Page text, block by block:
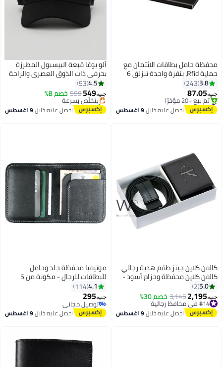
محفظة حامل بطاقات الائتمان مع
حماية Rfid، بنقرة واحدة تنزلق 6
بطاقات
3.8
243
جنيه87.05
توصيل مجاني
تم بيع +20 مؤخرًا
احصل عليه خلال9 اغسطس
13
ألو يوغا قبعة البيسبول المطرزة
بحرفي ذات الذوق العصري والراحة
للربيع/الصيف للرياضات الخارجية
4.5
53
جنيه549
599 خصم 8%
#2 في قبعات البيسبول النسائية
توصيل مجاني
بتخلّص بسرعة
تم بيع +30 مؤخرًا
#2 في قبعات البيسبول النسائية احصل عليه خلال9 اغسطس
كالفن كلاين جينز طقم هدية رجالي
كالفن كلاين محفظة وحزام أسود -
إبزيم CK
5.0
2
جنيه2,195
3,145خصم 30% #14 في محافظ رجالية
توصيل مجاني
#14 في محافظ رجالية احصل عليه خلال9 اغسطس
4
موتيفيا محفظة جلد وحامل
للبطاقات للرجال - مكونة من 5
جيوب داخل محفظة بطاقات رفيعة
من موتيفيا (اسود)
4.1
114
جنيه295
توصيل مجاني
توصيل مجانياحصل عليه خلال9 اغسطس